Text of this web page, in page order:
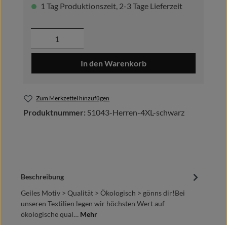
1 Tag Produktionszeit, 2-3 Tage Lieferzeit
Produkt Anzahl: Gib den gewünschten
In den Warenkorb
Zum Merkzettel hinzufügen
Produktnummer: S1043-Herren-4XL-schwarz
Beschreibung
Geiles Motiv > Qualität > Ökologisch > gönns dir!Bei
unseren Textilien legen wir höchsten Wert auf
ökologische qual… Mehr